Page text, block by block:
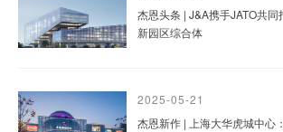
杰恩头条 | J&A携手JATO共
新园区综合体
2025-05-21
杰恩新作 | 上海大华虎城中心